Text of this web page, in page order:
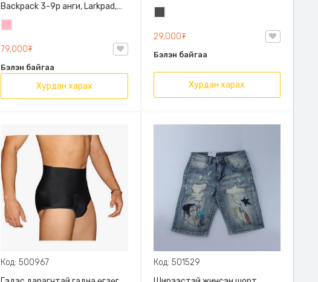
Backpack 3-9р анги, Larkpad,
9009-10128, Цацруулагчтай,
Олон тасалгаатай
79,000₮
Бэлэн байгаа
Хурдан харах
өргөгчтэй
29,000₮
Бэлэн байгаа
Хурдан харах
Код: 500967
Код: 501529